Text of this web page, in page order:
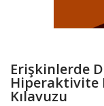
Erişkinlerde
Hiperaktivite
Kılavuzu